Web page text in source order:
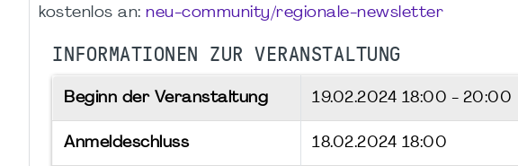
kostenlos an: neu-community/regionale-newsletter
INFORMATIONEN ZUR VERANSTALTUNG
Beginn der Veranstaltung 19.02.2024 18:00 - 20:00
Anmeldeschluss 18.02.2024 18:00